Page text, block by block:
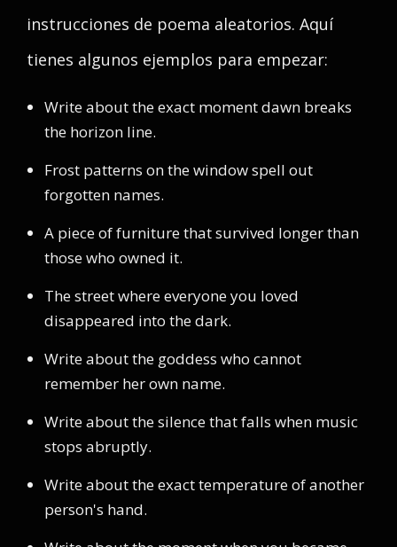
instrucciones de poema aleatorios. Aquí
tienes algunos ejemplos para empezar:
Write about the exact moment dawn breaks
the horizon line.
Frost patterns on the window spell out
forgotten names.
A piece of furniture that survived longer than
those who owned it.
The street where everyone you loved
disappeared into the dark.
Write about the goddess who cannot
remember her own name.
Write about the silence that falls when music
stops abruptly.
Write about the exact temperature of another
person's hand.